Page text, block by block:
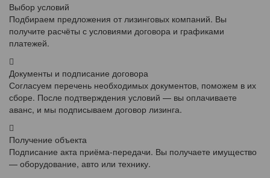
Выбор условий
Подбираем предложения от лизинговых компаний. Вы
получите расчёты с условиями договора и графиками
платежей.
Документы и подписание договора
Согласуем перечень необходимых документов, поможем в их
сборе. После подтверждения условий — вы оплачиваете
аванс, и мы подписываем договор лизинга.
Получение объекта
Подписание акта приёма-передачи. Вы получаете имущество
— оборудование, авто или технику.